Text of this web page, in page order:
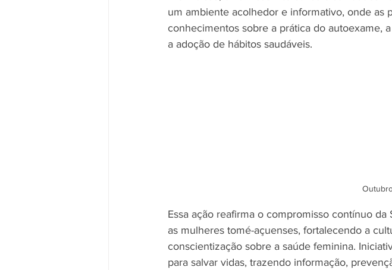
um ambiente acolhedor e informativo, onde as
conhecimentos sobre a prática do autoexame,
a adoção de hábitos saudáveis.
Essa ação reafirma o compromisso contínuo
as mulheres tomé-açuenses, fortalecendo a
conscientização sobre a saúde feminina.
para salvar vidas, trazendo informação,